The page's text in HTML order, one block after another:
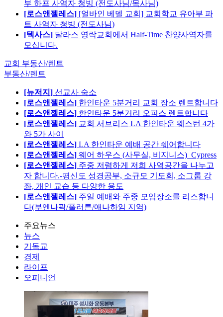
부 하프 사역자 청빙 (전도사님/목사님)
[로스앤젤레스] [얼바인 베델 교회] 교회학교 유아부 파
트 사역자 청빙 (전도사님)
[텍사스] 달라스 영락교회에서 Half-Time 찬양사역자를
모십니다.
교회 부동산/렌트
부동산/렌트
[뉴저지] 선교사 숙소
[로스앤젤레스] 한인타운 5분거리 교회 장소 렌트합니다
[로스앤젤레스] 한인타운 5분거리 오피스 렌트합니다
[로스앤젤레스] 교회 서브리스 LA 한인타운 웨스턴 4가
와 5가 사이
[로스앤젤레스] LA 한인타운 예배 공간 쉐어합니다
[로스앤젤레스] 웨어 하우스 (사무실, 비지니스)_Cypress
[로스앤젤레스] 주중 저렴하게 저희 사역공간을 나누고
자 합니다.-평신도 성경공부, 소규모 기도회, 소그룹 강
좌, 개인 교습 등 다양한 용도
[로스앤젤레스] 주일 예배와 주중 모임장소를 리스합니
다(부엔나팍/풀러튼/애나하임 지역)
주요뉴스
뉴스
기독교
경제
라이프
오피니언